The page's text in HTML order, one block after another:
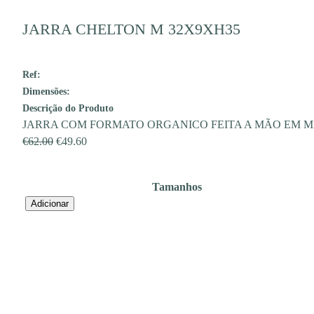
JARRA CHELTON M 32X9XH35
Ref:
Dimensões:
Descrição do Produto
JARRA COM FORMATO ORGANICO FEITA A MÃO EM
€62.00 O
€62.00.
€49.60O
Tamanhos
Quantidade
Adicionar